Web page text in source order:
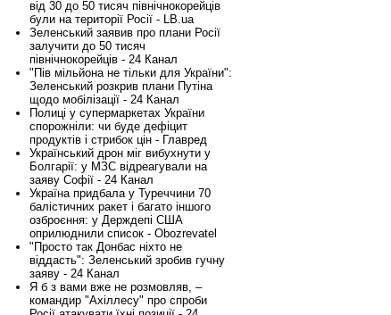
від 30 до 50 тисяч північнокорейців
були на території Росії - LB.ua
Зеленський заявив про плани Росії
залучити до 50 тисяч
північнокорейців - 24 Канал
"Пів мільйона не тільки для України":
Зеленський розкрив плани Путіна
щодо мобілізації - 24 Канал
Полиці у супермаркетах України
спорожніли: чи буде дефіцит
продуктів і стрибок цін - Главред
Український дрон міг вибухнути у
Болгарії: у МЗС відреагували на
заяву Софії - 24 Канал
Україна придбала у Туреччини 70
балістичних ракет і багато іншого
озброєння: у Держдепі США
оприлюднили список - Obozrevatel
"Просто так Донбас ніхто не
віддасть": Зеленський зробив гучну
заяву - 24 Канал
Я б з вами вже не розмовляв, –
командир "Ахіллесу" про спроби